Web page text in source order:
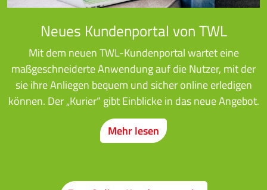
Neues Kundenportal von TWL
Mit dem neuen TWL-Kundenportal wartet eine
maßgeschneiderte Anwendung auf die Nutzer, mit der
sie ihre Anliegen bequem und sicher online erledigen
können. Der „Kurier“ gibt Einblicke in das neue Angebot.
Mehr lesen